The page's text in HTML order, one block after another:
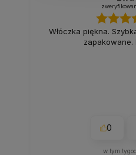
Włóczka piękna.
zapakowane.
0
w tym